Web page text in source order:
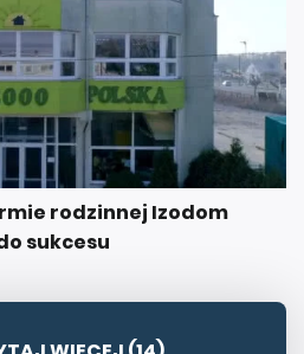
rodzinnej Izodom
sukcesu